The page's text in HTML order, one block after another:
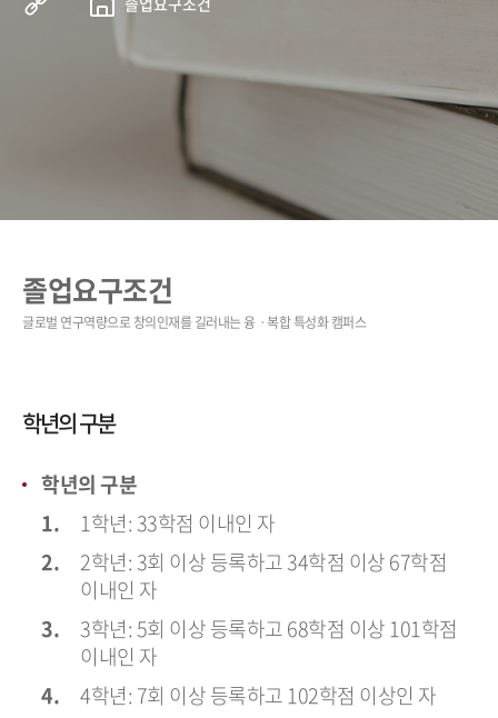
졸업요구조건
학년의 구분
학년의 구분
1학년: 33학점 이내인 자
2학년: 3회 이상 등록하고 34학점 이상 67학점
이내인 자
3학년: 5회 이상 등록하고 68학점 이상 101학점
이내인 자
4학년: 7회 이상 등록하고 102학점 이상인 자